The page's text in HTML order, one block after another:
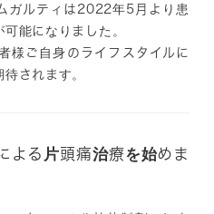
ガルティは2022年5月より患
能になりました。
様ご自身のライフスタイルに
されます。
よる片頭痛治療を始めま